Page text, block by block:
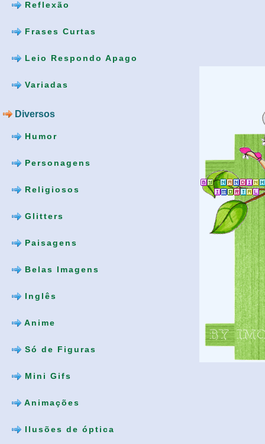
Reflexão
Frases Curtas
Leio Respondo Apago
Variadas
Diversos
Humor
Personagens
Religiosos
Glitters
Paisagens
Belas Imagens
Inglês
Anime
Só de Figuras
Mini Gifs
Animações
Ilusões de óptica